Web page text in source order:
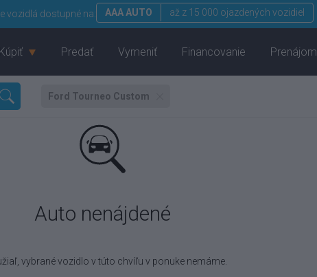
vozidlá dostupné na: AAA AUTO až z 15 000 ojazdených vozidiel
Kúpiť Predať Vymeniť Financovanie Prenájom
Ford Tourneo Custom
Auto nenájdené
vybrané vozidlo v túto chvíľu v ponuke nemáme.